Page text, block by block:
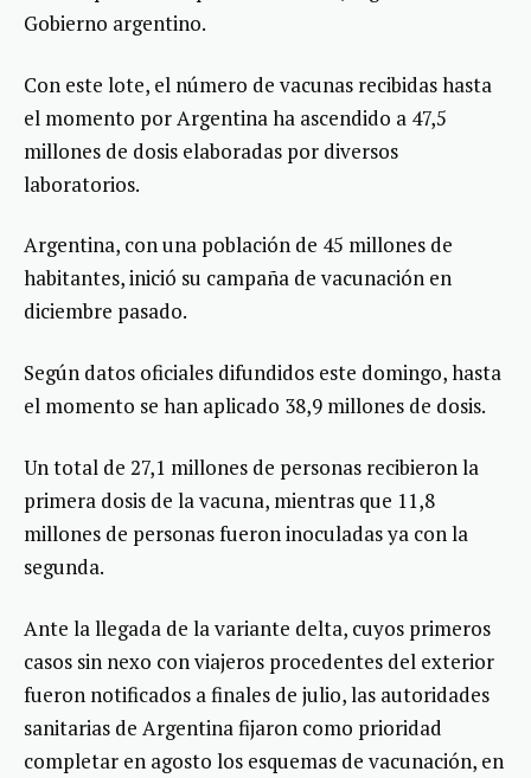
Gobierno argentino.
Con este lote, el número de vacunas recibidas hasta
el momento por Argentina ha ascendido a 47,5
millones de dosis elaboradas por diversos
laboratorios.
Argentina, con una población de 45 millones de
habitantes, inició su campaña de vacunación en
diciembre pasado.
Según datos oficiales difundidos este domingo, hasta
el momento se han aplicado 38,9 millones de dosis.
Un total de 27,1 millones de personas recibieron la
primera dosis de la vacuna, mientras que 11,8
millones de personas fueron inoculadas ya con la
segunda.
Ante la llegada de la variante delta, cuyos primeros
casos sin nexo con viajeros procedentes del exterior
fueron notificados a finales de julio, las autoridades
sanitarias de Argentina fijaron como prioridad
completar en agosto los esquemas de vacunación, en